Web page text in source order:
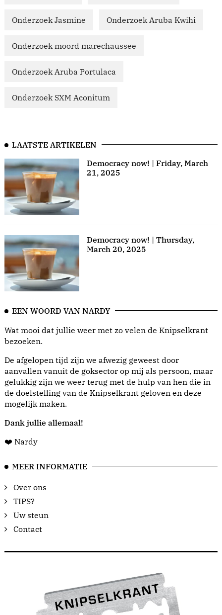
Onderzoek Jasmine Onderzoek Aruba Kwihi
Onderzoek moord marechaussee
Onderzoek Aruba Portulaca
Onderzoek SXM Aconitum
LAATSTE ARTIKELEN
Democracy now! | Friday, March
21, 2025
Democracy now! | Thursday,
March 20, 2025
EEN WOORD VAN NARDY
Wat mooi dat jullie weer met zo velen de Knipselkrant
bezoeken.
De afgelopen tijd zijn we afwezig geweest door
aanvallen vanuit de goksector op mij als persoon, maar
gelukkig zijn we weer terug met de hulp van hen die in
de doelstelling van de Knipselkrant geloven en deze
mogelijk maken.
Dank jullie allemaal!
❤️ Nardy
MEER INFORMATIE
Over ons
TIPS?
Uw steun
Contact